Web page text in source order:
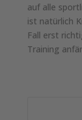
auf alle
ist natürlich
Fall erst
Training